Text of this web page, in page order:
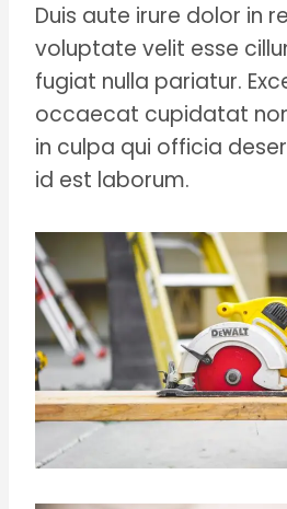
Duis aute irure dolor in
voluptate velit esse
fugiat nulla pariatur.
occaecat cupidatat
in culpa qui officia
id est laborum.